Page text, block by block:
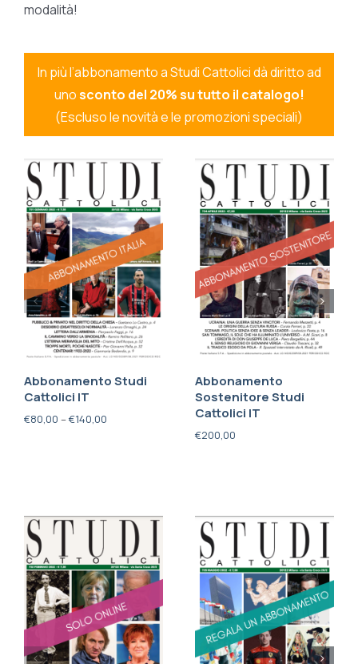
modalità!
In più l’abbonamento a Studi Cattolici dà diritto ad
unosconto del 20% su tutto il catalogo!
(Escluso le novità e le promozioni speciali)
Abbonamento Studi
Cattolici IT
€80,00 –€140,00
Abbonamento
Sostenitore Studi
Cattolici IT
€200,00